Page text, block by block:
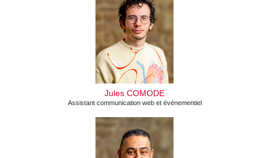
Jules COMODE
Assistant communication web et événementiel